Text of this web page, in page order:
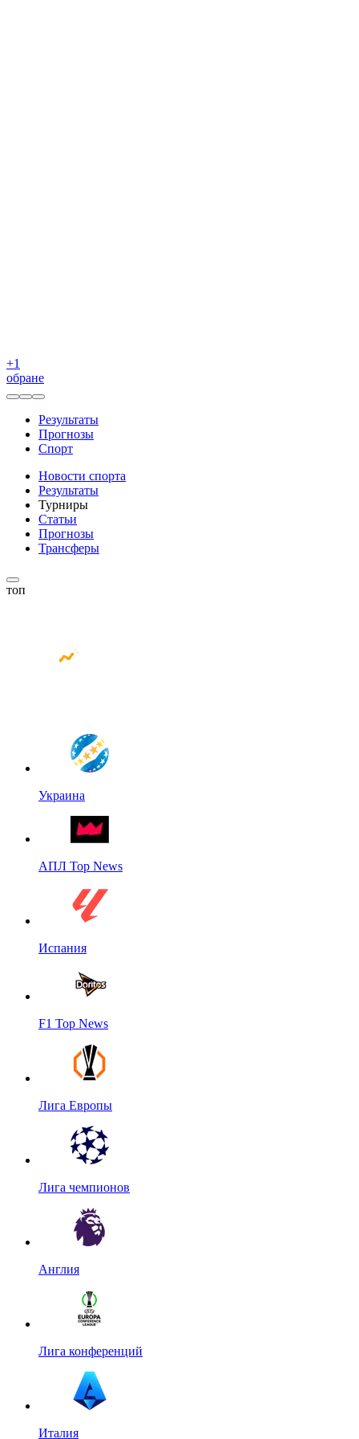
+1
обране
Результаты
Прогнозы
Спорт
Новости спорта
Результаты
Турниры
Статьи
Прогнозы
Трансферы
топ
Украина
АПЛ Top News
Испания
F1 Top News
Лига Европы
Лига чемпионов
Англия
Лига конференций
Италия